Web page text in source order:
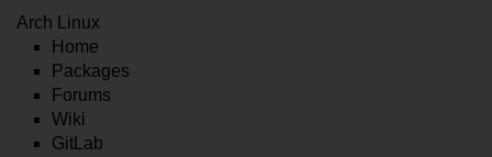
Arch Linux
Home
Packages
Forums
Wiki
GitLab